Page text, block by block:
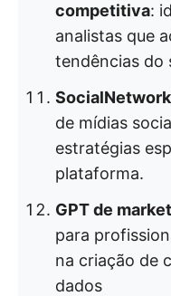
competitiva:
analistas que
tendências do
de mídias
estratégias
plataforma.
GPT de
para
na criação de
dados